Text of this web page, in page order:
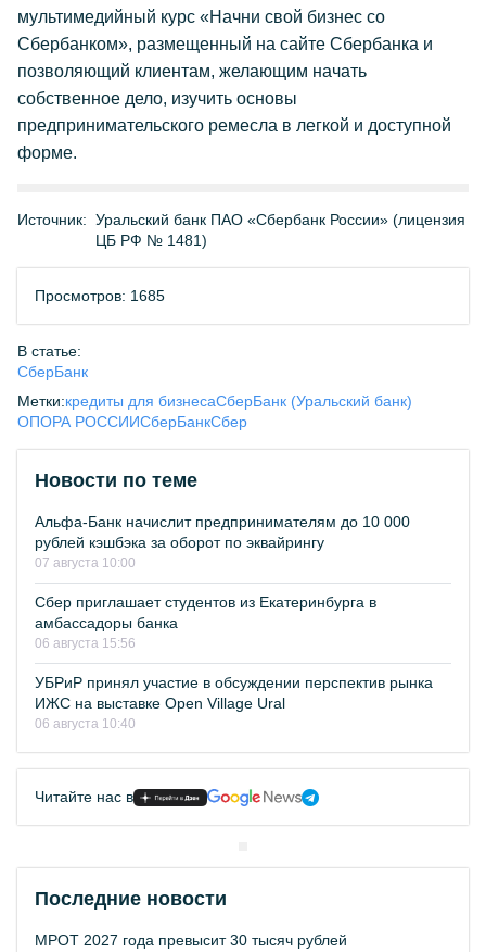
мультимедийный курс «Начни свой бизнес со
Сбербанком», размещенный на сайте Сбербанка и
позволяющий клиентам, желающим начать
собственное дело, изучить основы
предпринимательского ремесла в легкой и доступной
форме.
Источник: Уральский банк ПАО «Сбербанк России» (лицензия
ЦБ РФ № 1481)
Просмотров: 1685
В статье:
СберБанк
Метки:кредиты для бизнесаСберБанк (Уральский банк)
ОПОРА РОССИИСберБанкСбер
Новости по теме
Альфа-Банк начислит предпринимателям до 10 000
рублей кэшбэка за оборот по эквайрингу
07 августа 10:00
Сбер приглашает студентов из Екатеринбурга в
амбассадоры банка
06 августа 15:56
УБРиР принял участие в обсуждении перспектив рынка
ИЖС на выставке Open Village Ural
06 августа 10:40
Читайте нас в
Последние новости
МРОТ 2027 года превысит 30 тысяч рублей